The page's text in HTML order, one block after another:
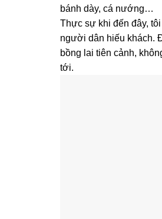
bánh dày, cá nướng…
Thực sự khi đến đây,
người dân hiếu khách.
bồng lai tiên cảnh,
tới.